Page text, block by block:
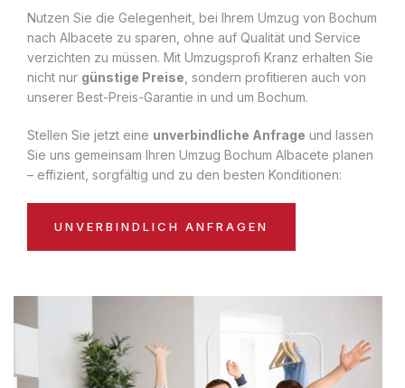
Nutzen Sie die Gelegenheit, bei Ihrem Umzug von Bochum
nach Albacete zu sparen, ohne auf Qualität und Service
verzichten zu müssen. Mit Umzugsprofi Kranz erhalten Sie
nicht nur günstige Preise , sondern profitieren auch von
unserer Best-Preis-Garantie in und um Bochum.
Stellen Sie jetzt eine unverbindliche Anfrage und lassen
Sie uns gemeinsam Ihren Umzug Bochum Albacete planen
– effizient, sorgfältig und zu den besten Konditionen:
UNVERBINDLICH ANFRAGEN